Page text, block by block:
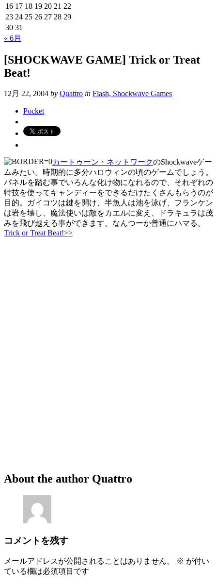
16 17 18 19 20 21 22
23 24 25 26 27 28 29
30 31
« 6月
[SHOCKWAVE GAME] Trick or Treat
Beat!
12月 22, 2004 by Quattro in Flash, Shockwave Games
Pocket
カートゥーン・ネットワークのShockwaveゲー
ムみたい。時期的に多分ハロウィンの頃のゲームでしょう。
パネルを踏む事でいろんな化け物になれるので、それぞれの
特技を使ってキャンディーをできるだけたくさんもらうのが
目的。ガイコツは鍵を開け、半魚人は池を泳げ、フランケン
は岩を壊し、魔法使いは敵をカエルに変え、ドラキュラは茂
みを飛び越える事ができます。なんつーか普通にハマる。
Trick or Treat Beat!>>
About the author Quattro
コメントを残す
メールアドレスが公開されることはありません。 ※ が付い
ている欄は必須項目です